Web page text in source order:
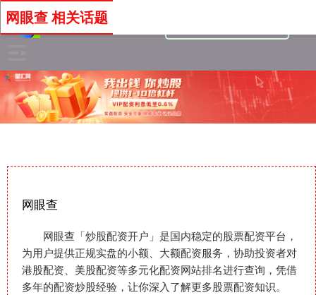
网眼查
网眼查「炒股配资开户」是国内稳定的股票配资平台，
为用户提供正规实盘的小额、大额配资服务，协助投资者对
港股配资、美股配资等多元化配资网站排名进行查询，凭借
多年的配资炒股经验，让你深入了解更多股票配资知识。
网眼查 相关话题